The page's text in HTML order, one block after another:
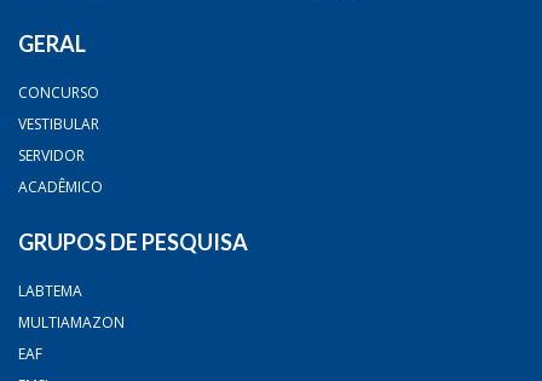
GERAL
CONCURSO
VESTIBULAR
SERVIDOR
ACADÊMICO
GRUPOS DE PESQUISA
LABTEMA
MULTIAMAZON
EAF